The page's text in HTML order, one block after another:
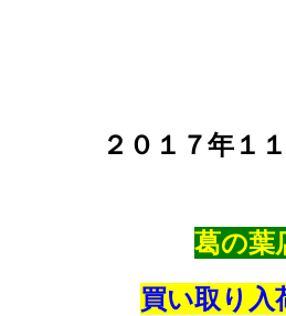
２０１７年１
葛の葉
買い取り入